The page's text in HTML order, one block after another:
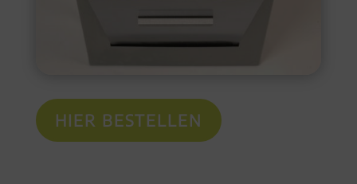
HIER BESTELLEN